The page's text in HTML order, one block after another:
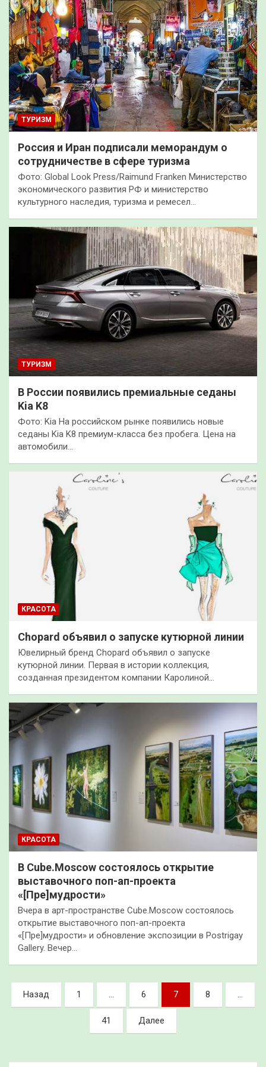
ТУРИЗМ
Россия и Иран подписали меморандум о
сотрудничестве в сфере туризма
Фото: Global Look Press/Raimund Franken Министерство
экономического развития РФ и министерство
культурного наследия, туризма и ремесел…
ТУРИЗМ
В России появились премиальные седаны
Kia K8
Фото: Kia На российском рынке появились новые
седаны Kia K8 премиум-класса без пробега. Цена на
автомобили…
КРАСОТА
Chopard объявил о запуске кутюрной линии
Ювелирный бренд Chopard объявил о запуске
кутюрной линии. Первая в истории коллекция,
созданная президентом компании Каролиной…
КРАСОТА
В Cube.Moscow состоялось открытие
выставочного поп-ап-проекта
«[Пре]мудрости»
Вчера в арт-пространстве Cube.Moscow состоялось
открытие выставочного поп-ап-проекта
«[Пре]мудрости» и обновление экспозиции в Postrigay
Gallery. Вечер…
Пагинация
записей
Назад 1 … 6 7 8 …
41 Далее